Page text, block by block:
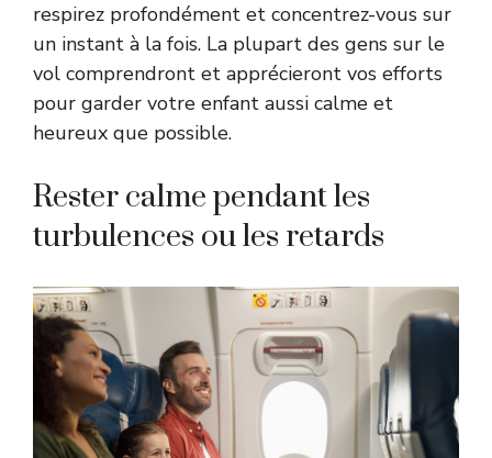
respirez profondément et concentrez-vous sur
un instant à la fois. La plupart des gens sur le
vol comprendront et apprécieront vos efforts
pour garder votre enfant aussi calme et
heureux que possible.
Rester calme pendant les
turbulences ou les retards